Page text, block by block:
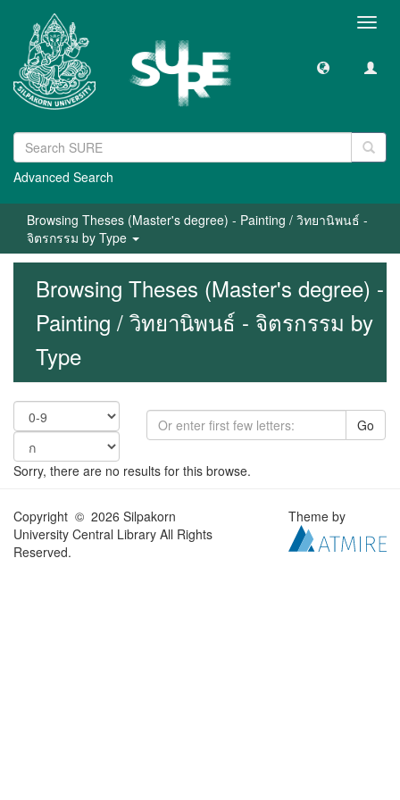
Advanced Search
Browsing Theses (Master's degree) - Painting / วิทยานิพนธ์ -
จิตรกรรม by Type
Browsing Theses (Master's degree) -
Painting / วิทยานิพนธ์ - จิตรกรรม by
Type
Go
Sorry, there are no results for this browse.
Copyright © 2026 Silpakorn
University Central Library All Rights
Reserved.
Theme by